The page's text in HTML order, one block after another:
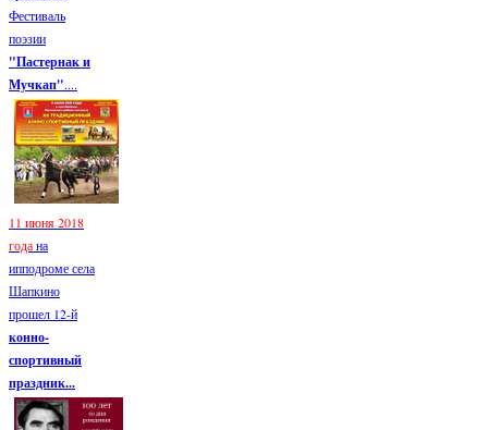
Фестиваль
поэзии
"Пастернак и
Мучкап"....
11 июня 2018
годана
ипподроме села
Шапкино
прошел 12-й
конно-
спортивный
праздник...